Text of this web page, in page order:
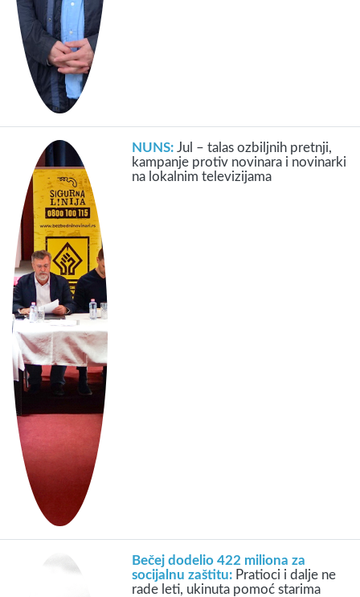
NUNS:Jul – talas ozbiljnih pretnji,
kampanje protiv novinara i novinarki
na lokalnim televizijama
Bečej dodelio 422 miliona za
socijalnu zaštitu: Pratioci i dalje ne
rade leti, ukinuta pomoć starima